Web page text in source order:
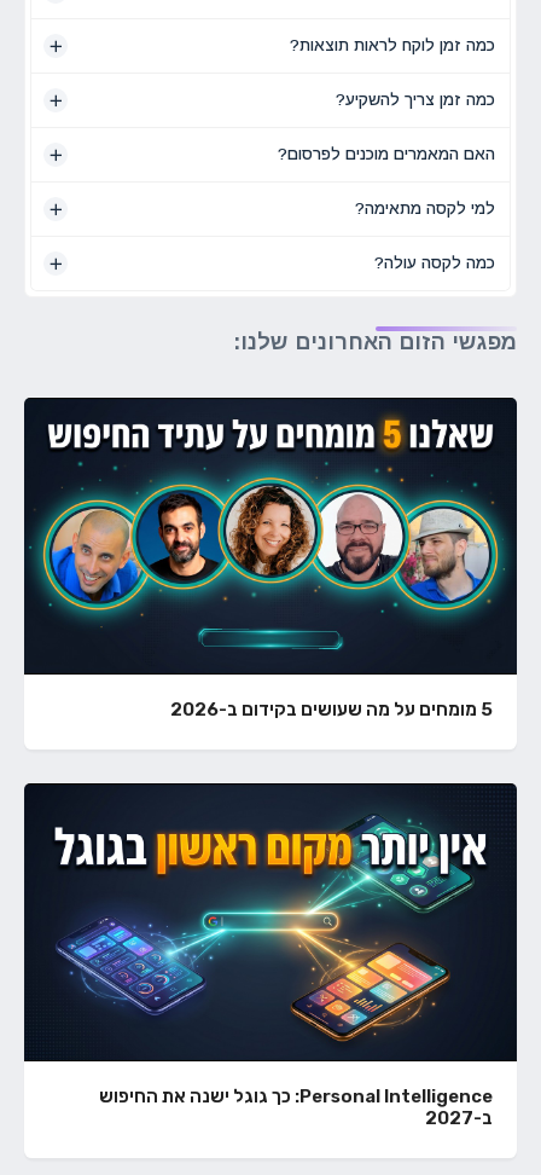
כמה זמן לוקח לראות תוצאות?
כמה זמן צריך להשקיע?
האם המאמרים מוכנים לפרסום?
למי לקסה מתאימה?
כמה לקסה עולה?
מפגשי הזום האחרונים שלנו:
5 מומחים על מה שעושים בקידום ב-2026
Personal Intelligence: כך גוגל ישנה את החיפוש
ב-2027